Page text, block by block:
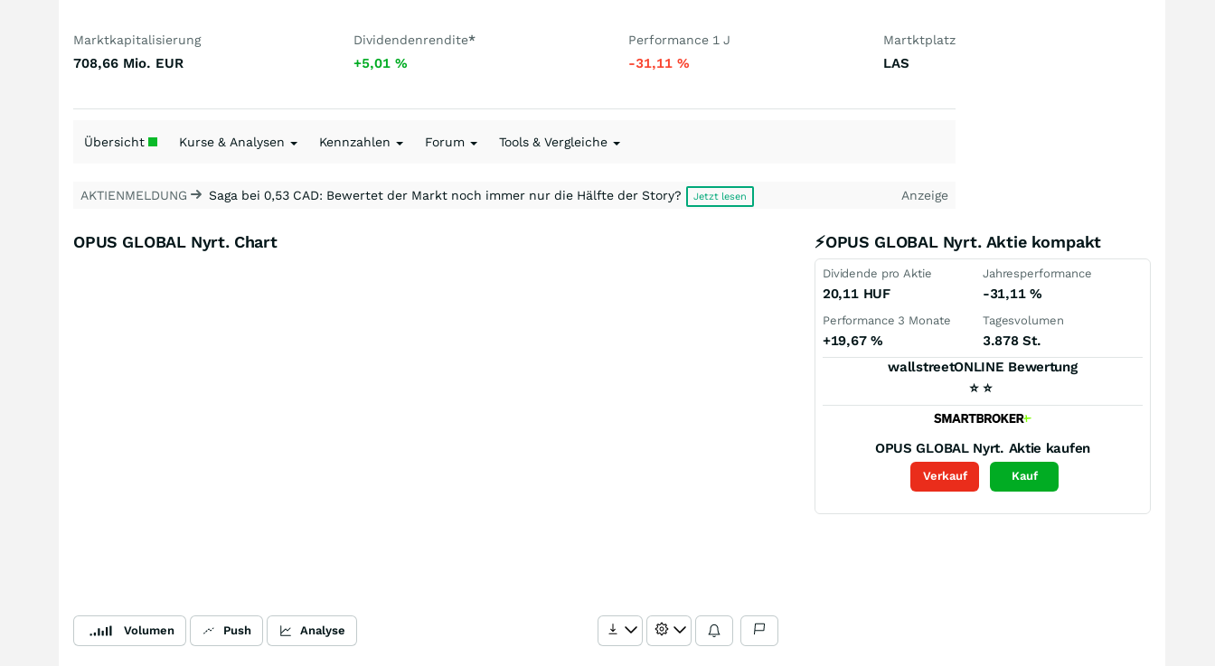
Marktkapitalisierung
708,66 Mio. EUR
Dividendenrendite*
+5,01 %
Performance 1 J
-31,11 %
Martktplatz
LAS
Übersicht Kurse & Analysen Kennzahlen Forum Tools & Vergleiche
AKTIENMELDUNG Saga bei 0,53 CAD: Bewertet der Markt noch immer nur die Hälfte der Story? Jetzt lesen Anzeige
OPUS GLOBAL Nyrt. Chart
Volumen Push Analyse
⚡OPUS GLOBAL Nyrt. Aktie kompakt
Dividende pro Aktie
20,11 HUF
Jahresperformance
-31,11 %
Performance 3 Monate
+19,67 %
Tagesvolumen
3.878 St.
wallstreetONLINE Bewertung
⭐ ⭐
OPUS GLOBAL Nyrt. Aktie kaufen
Verkauf Kauf